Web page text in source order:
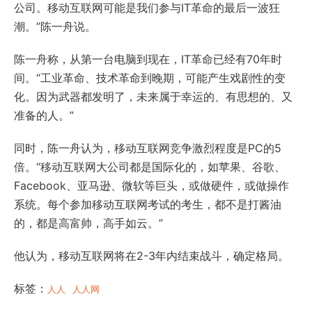
公司。移动互联网可能是我们参与IT革命的最后一波狂
潮。”陈一舟说。
陈一舟称，从第一台电脑到现在，IT革命已经有70年时
间。“工业革命、技术革命到晚期，可能产生戏剧性的变
化。因为武器都发明了，未来属于幸运的、有思想的、又
准备的人。”
同时，陈一舟认为，移动互联网竞争激烈程度是PC的5
倍。“移动互联网大公司都是国际化的，如苹果、谷歌、
Facebook、亚马逊、微软等巨头，或做硬件，或做操作
系统。每个参加移动互联网考试的考生，都不是打酱油
的，都是高富帅，高手如云。”
他认为，移动互联网将在2-3年内结束战斗，确定格局。
标签： 人人 人人网